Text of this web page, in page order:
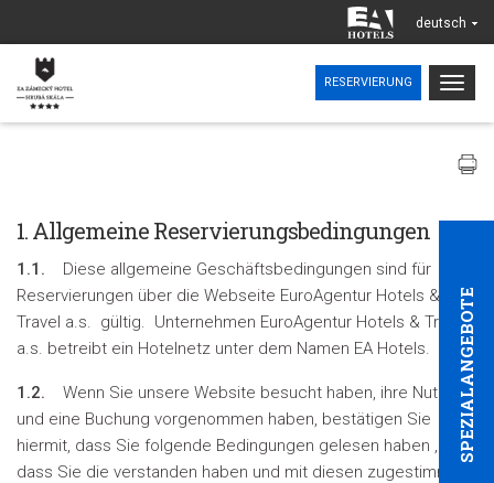
deutsch
RESERVIERUNG
SPEZIALANGEBOTE
1. Allgemeine Reservierungsbedingungen
1.1. Diese allgemeine Geschäftsbedingungen sind für
Reservierungen über die Webseite EuroAgentur Hotels &
Travel a.s. gültig. Unternehmen EuroAgentur Hotels & Travel
a.s. betreibt ein Hotelnetz unter dem Namen EA Hotels.
1.2. Wenn Sie unsere Website besucht haben, ihre Nutzung
und eine Buchung vorgenommen haben, bestätigen Sie
hiermit, dass Sie folgende Bedingungen gelesen haben ,
dass Sie die verstanden haben und mit diesen zugestimmt